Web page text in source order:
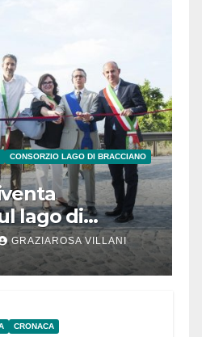
CONSORZIO LAGO DI BRACCIANO
lago di
GRAZIAROSA VILLANI
CRONACA